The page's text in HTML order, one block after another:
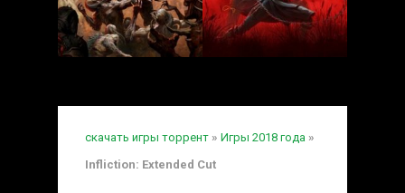
скачать игры торрент » Игры 2018 года »
Infliction: Extended Cut